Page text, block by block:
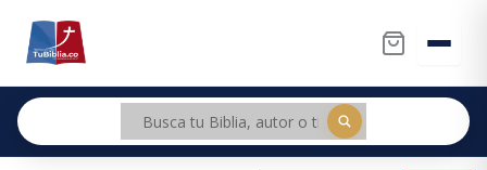
contenido